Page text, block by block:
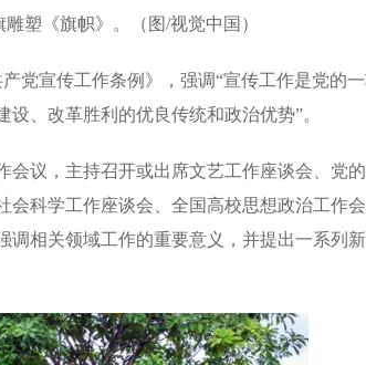
塑《旗帜》。（图/视觉中国）
党宣传工作条例》，强调“宣传工作是党的
、改革胜利的优良传统和政治优势”。
议，主持召开或出席文艺工作座谈会、党
科学工作座谈会、全国高校思想政治工作会
相关领域工作的重要意义，并提出一系列